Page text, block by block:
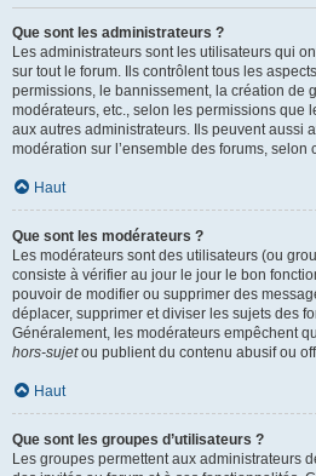
Que sont les administrateurs ?
Les administrateurs sont les utilisateurs qui
sur tout le forum. Ils contrôlent tous les
permissions, le bannissement, la création de
modérateurs, etc., selon les permissions que
aux autres administrateurs. Ils peuvent aussi
modération sur l’ensemble des forums, selon
Haut
Que sont les modérateurs ?
Les modérateurs sont des utilisateurs (ou
consiste à vérifier au jour le jour le bon
pouvoir de modifier ou supprimer des
déplacer, supprimer et diviser les sujets des
Généralement, les modérateurs empêchent
hors-sujetou publient du contenu abusif ou
Haut
Que sont les groupes d’utilisateurs ?
Les groupes permettent aux administrateurs